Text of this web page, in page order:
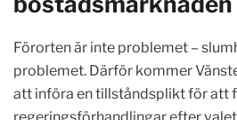
Förorten är inte problemet –
problemet. Därför kommer
att införa en tillståndsplikt för att